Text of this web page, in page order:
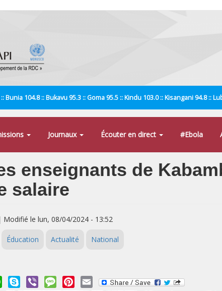
Bunia 104.8 :: Bukavu 95.3 :: Goma 95.5 :: Kindu 103.0 :: Kisangani 94.8 ::
Journaux Écouter en direct #Ebola
enseignants de
salaire
le lun, 08/04/2024 - 13:52
Éducation Actualité National
WhatsApp
Skype Viber MessagePinterest
Email